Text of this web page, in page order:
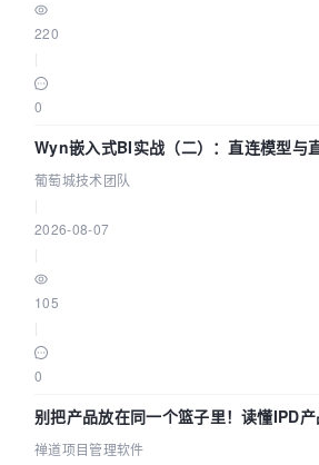
220
0
Wyn嵌入式BI实战（二）：直连模型与
参数为什么不生效？| 葡萄城技术团队
葡萄城技术团队
2026-08-07
105
0
别把产品放在同一个篮子里！读懂IPD
禅道项目管理软件